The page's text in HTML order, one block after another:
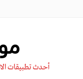
أحدث تطبيقات